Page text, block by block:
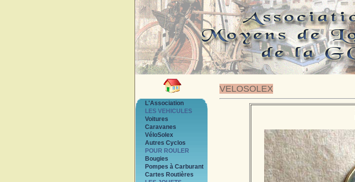
VELOSOLEX
L'Association
LES VEHICULES
Voitures
Caravanes
VéloSolex
Autres Cyclos
POUR ROULER
Bougies
Pompes à Carburant
Cartes Routières